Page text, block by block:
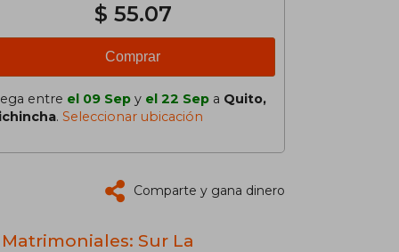
$ 55.07
Comprar
entre el 09 Sep y el 22 Sep a Quito,
. Seleccionar ubicación
Comparte y gana dinero
Sur La